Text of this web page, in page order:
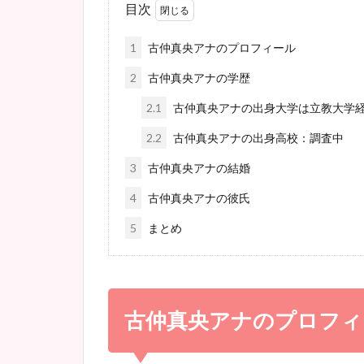
目次
1 古仲真央アナのプロフィール
2 古仲真央アナの学歴
2.1 古仲真央アナの出身大学は立教大学
2.2 古仲真央アナの出身高校：調査中
3 古仲真央アナの結婚
4 古仲真央アナの彼氏
5 まとめ
古仲真央アナのプロフ